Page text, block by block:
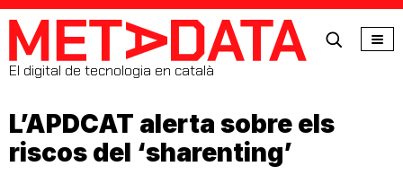
MetaData
El digital de tecnologia en català
L’APDCAT alerta sobre els
riscos del ‘sharenting’